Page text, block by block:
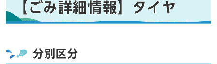
【ごみ詳細情報】タイヤ
分別区分